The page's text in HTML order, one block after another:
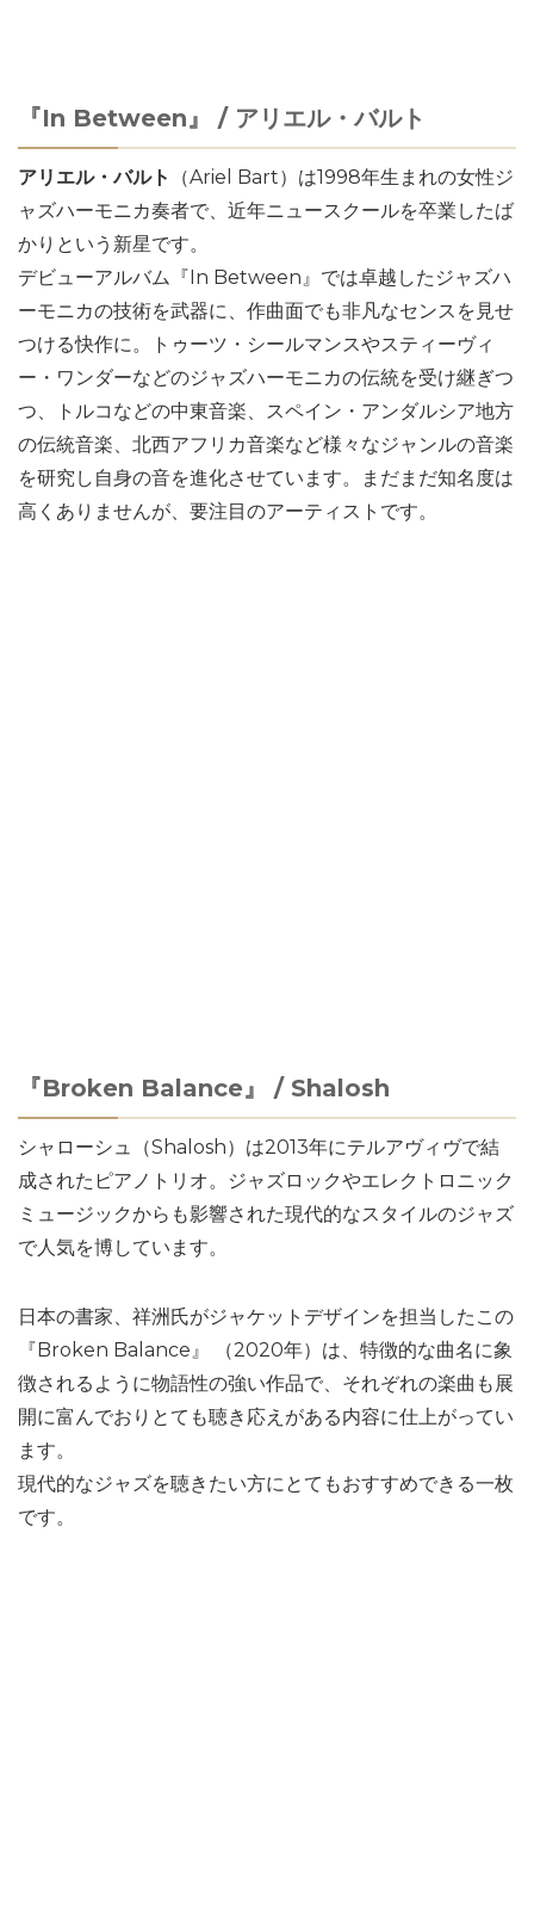
『In Between』 / アリエル・バルト
アリエル・バルト
（Ariel Bart）は1998年生まれの女性ジ
ャズハーモニカ奏者で、近年ニュースクールを卒業したば
かりという新星です。
デビューアルバム『In Between』では卓越したジャズハ
ーモニカの技術を武器に、作曲面でも非凡なセンスを見せ
つける快作に。トゥーツ・シールマンスやスティーヴィ
ー・ワンダーなどのジャズハーモニカの伝統を受け継ぎつ
つ、トルコなどの中東音楽、スペイン・アンダルシア地方
の伝統音楽、北西アフリカ音楽など様々なジャンルの音楽
を研究し自身の音を進化させています。まだまだ知名度は
高くありませんが、要注目のアーティストです。
『Broken Balance』 / Shalosh
シャローシュ（Shalosh）は2013年にテルアヴィヴで結
成されたピアノトリオ。ジャズロックやエレクトロニック
ミュージックからも影響された現代的なスタイルのジャズ
で人気を博しています。
日本の書家、祥洲氏がジャケットデザインを担当したこの
『Broken Balance』 （2020年）は、特徴的な曲名に象
徴されるように物語性の強い作品で、それぞれの楽曲も展
開に富んでおりとても聴き応えがある内容に仕上がってい
ます。
現代的なジャズを聴きたい方にとてもおすすめできる一枚
です。